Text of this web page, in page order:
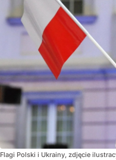
Flagi Polski i Ukrainy, zdjęcie